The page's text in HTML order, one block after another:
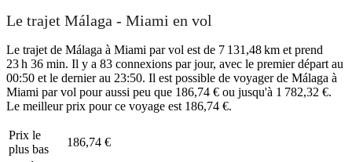
Le trajet Málaga - Miami en vol
Le trajet de Málaga à Miami par vol est de 7 131,48 km et prend
23 h 36 min. Il y a 83 connexions par jour, avec le premier départ au
00:50 et le dernier au 23:50. Il est possible de voyager de Málaga à
Miami par vol pour aussi peu que 186,74 € ou jusqu'à 1 782,32 €.
Le meilleur prix pour ce voyage est 186,74 €.
Prix ​​le
plus bas
186,74 €